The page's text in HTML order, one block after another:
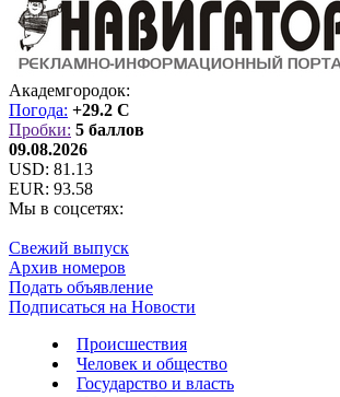
Академгородок:
Погода: +29.2 C
Пробки: 5 баллов
09.08.2026
USD: 81.13
EUR: 93.58
Мы в соцсетях:
Свежий выпуск
Архив номеров
Подать объявление
Подписаться на Новости
Происшествия
Человек и общество
Государство и власть